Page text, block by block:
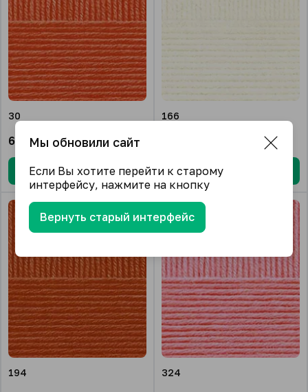
30
661.50₽/упак.
В корзину
166
В корзину
194 324
Мы обновили сайт
Если Вы хотите перейти к старому
интерфейсу, нажмите на кнопку
Вернуть старый интерфейс